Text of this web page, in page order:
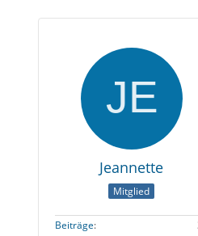
Jeannette
Mitglied
Beiträge